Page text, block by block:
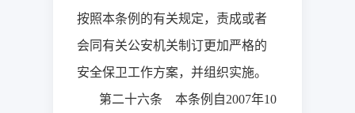
按照本条例的有关规定，责成或者
会同有关公安机关制订更加严格的
安全保卫工作方案，并组织实施。
第二十六条 本条例自2007年10